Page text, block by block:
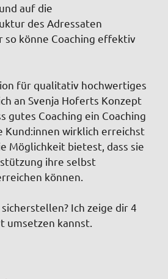
auf die
des Adressaten
so könne Coaching effektiv
für qualitativ hochwertiges
an Svenja Hoferts Konzept
gutes Coaching ein Coaching
Kund:innen wirklich erreichst
Möglichkeit bietest, dass sie
ihre selbst
können.
Ich zeige dir 4
umsetzen kannst.